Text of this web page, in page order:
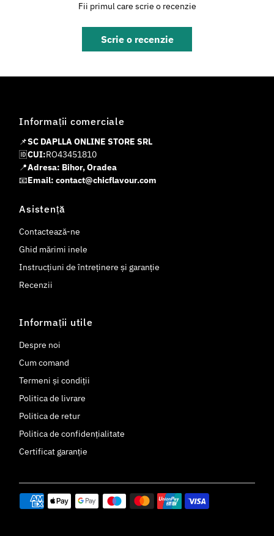
Fii primul care scrie o recenzie
Scrie o recenzie
Informații comerciale
📌SC DAPLLA ONLINE STORE SRL
🆔CUI:RO43451810
📍Adresa: Bihor, Oradea
📧Email: contact@chicflavour.com
Asistență
Contactează-ne
Ghid mărimi inele
Instrucțiuni de întreținere și garanție
Recenzii
Informații utile
Despre noi
Cum comand
Termeni și condiții
Politica de livrare
Politica de retur
Politica de confidențialitate
Certificat garanție